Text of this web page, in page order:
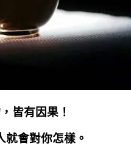
皆有因果！
就會對你怎樣。